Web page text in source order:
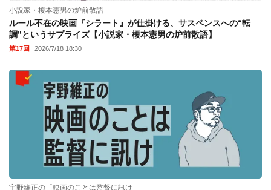
小説家・榎本憲男の炉前散語
ルール不在の映画『シラート』が仕掛ける、サスペンスへの“転
調”というサプライズ【小説家・榎本憲男の炉前散語】
第17回 2026/7/18 18:30
宇野維正の「映画のことは監督に訊け」